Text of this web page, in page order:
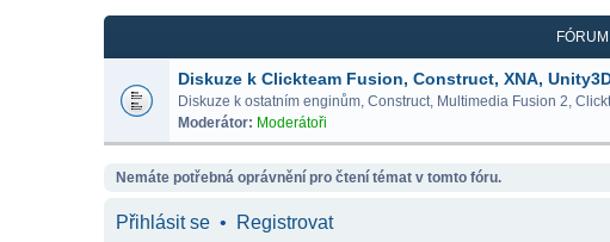
FÓRUM
Diskuze k Clickteam Fusion, Construct, XNA,
Diskuze k ostatním enginům, Construct, Multimedia Fusion 2,
Moderátor: Moderátoři
Nemáte potřebná oprávnění pro čtení témat v tomto fóru.
Přihlásit se • Registrovat